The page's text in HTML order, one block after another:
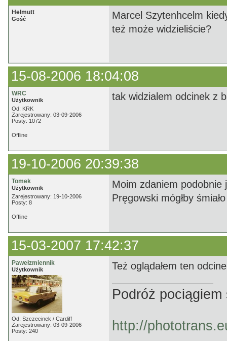
Helmutt
Gość
Marcel Szytenhcelm
też może widzieliście?
15-08-2006 18:04:08
WRC
Użytkownik
Od: KRK
Zarejestrowany: 03-09-2006
Posty: 1072
tak widzialem odcinek z
Offline
19-10-2006 20:39:38
Tomek
Użytkownik
Zarejestrowany: 19-10-2006
Posty: 8
Moim zdaniem podobnie
Pręgowski mógłby
Offline
15-03-2007 17:42:37
Pawełzmiennik
Użytkownik
Od: Szczecinek / Cardiff
Zarejestrowany: 03-09-2006
Posty: 240
Też oglądałem ten
Podróż
http://